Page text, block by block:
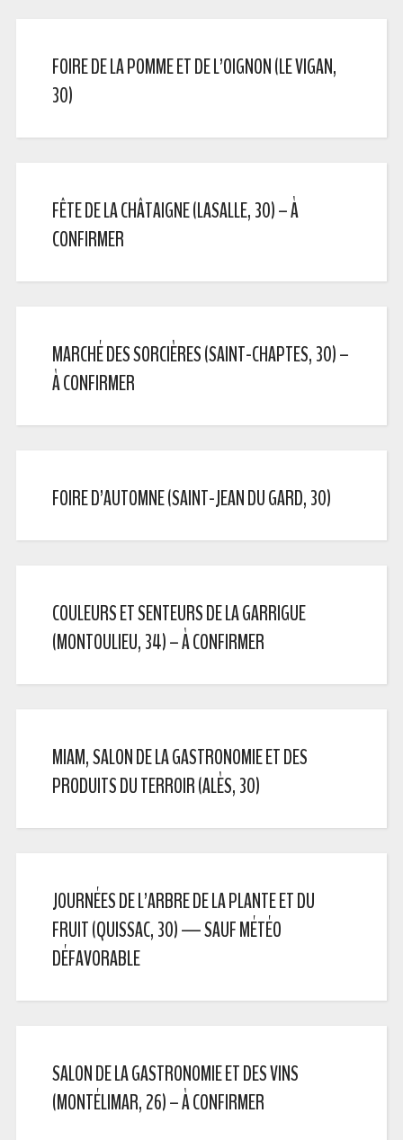
FOIRE DE LA POMME ET DE L’OIGNON (LE VIGAN,
30)
FÊTE DE LA CHÂTAIGNE (LASALLE, 30) – À
CONFIRMER
MARCHÉ DES SORCIÈRES (SAINT-CHAPTES, 30) –
À CONFIRMER
FOIRE D’AUTOMNE (SAINT-JEAN DU GARD, 30)
COULEURS ET SENTEURS DE LA GARRIGUE
(MONTOULIEU, 34) – À CONFIRMER
MIAM, SALON DE LA GASTRONOMIE ET DES
PRODUITS DU TERROIR (ALÈS, 30)
JOURNÉES DE L’ARBRE DE LA PLANTE ET DU
FRUIT (QUISSAC, 30) — SAUF MÉTÉO
DÉFAVORABLE
SALON DE LA GASTRONOMIE ET DES VINS
(MONTÉLIMAR, 26) – À CONFIRMER